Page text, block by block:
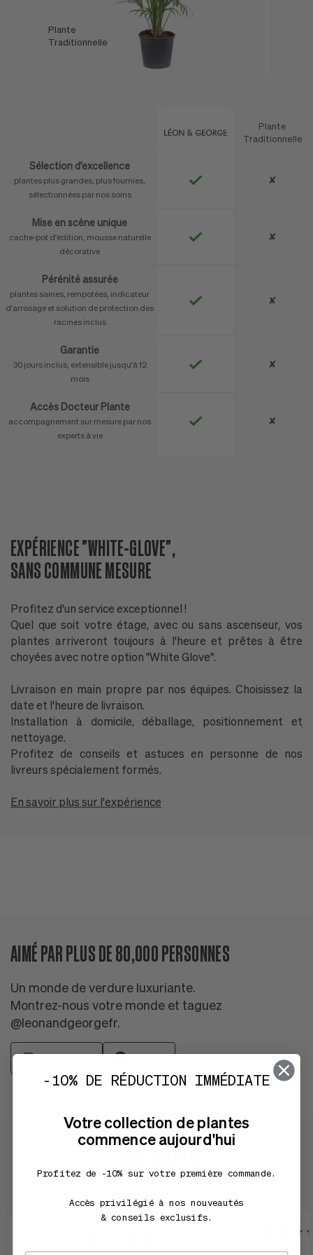
Plante
Traditionnelle
Plante
Traditionnelle
Sélection d'excellence
plantes plus grandes, plus fournies,
sélectionnées par nos soins
✘
Mise en scène unique
cache-pot d'édition, mousse naturelle
décorative
✘
Pérénité assurée
plantes saines, rempotées, indicateur
d'arrosage et solution de protection des
racines inclus
✘
Garantie
30 jours inclus, extensible jusqu'à 12
mois
✘
Accès Docteur Plante
accompagnement sur mesure par nos
experts à vie
✘
EXPÉRIENCE "WHITE-GLOVE",
SANS COMMUNE MESURE
Profitez d'un service exceptionnel !
Quel que soit votre étage, avec ou sans ascenseur, vos
plantes arriveront toujours à l'heure et prêtes à être
choyées avec notre option "White Glove".
Livraison en main propre par nos équipes. Choisissez la
date et l'heure de livraison.
Installation à domicile, déballage, positionnement et
nettoyage.
Profitez de conseils et astuces en personne de nos
livreurs spécialement formés.
En savoir plus sur l'expérience
AIMÉ PAR PLUS DE 80,000 PERSONNES
Un monde de verdure luxuriante.
Montrez-nous votre monde et taguez
@leonandgeorgefr.
Instagram Tiktok
AVIS CLIENTS
-10% DE RÉDUCTION IMMÉDIATE
Votre collection de plantes
commence aujourd'hui
Profitez de -10% sur votre première commande.
Accès privilégié à nos nouveautés
& conseils exclusifs.